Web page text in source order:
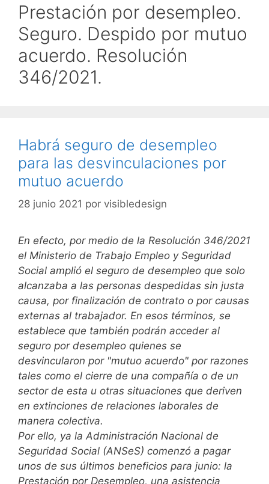
Prestación por desempleo.
Seguro. Despido por mutuo
acuerdo. Resolución
346/2021.
Habrá seguro de desempleo
para las desvinculaciones por
mutuo acuerdo
28 junio 2021 por visibledesign
En efecto, por medio de la Resolución 346/2021
el Ministerio de Trabajo Empleo y Seguridad
Social amplió el seguro de desempleo que solo
alcanzaba a las personas despedidas sin justa
causa, por finalización de contrato o por causas
externas al trabajador. En esos términos, se
establece que también podrán acceder al
seguro por desempleo quienes se
desvincularon por "mutuo acuerdo" por razones
tales como el cierre de una compañía o de un
sector de esta u otras situaciones que deriven
en extinciones de relaciones laborales de
manera colectiva.
Por ello, ya la Administración Nacional de
Seguridad Social (ANSeS) comenzó a pagar
unos de sus últimos beneficios para junio: la
Prestación por Desempleo, una asistencia